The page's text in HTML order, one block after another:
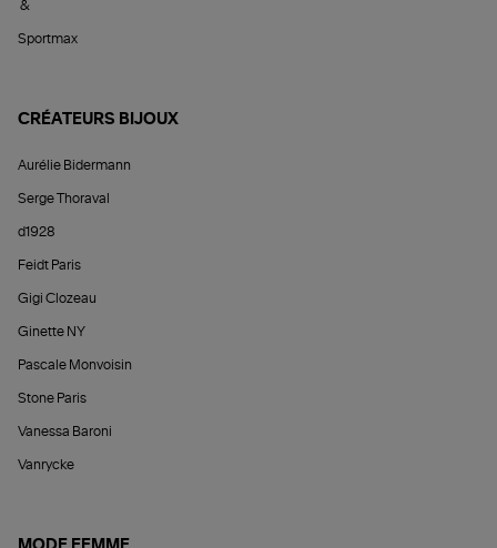
&
Sportmax
CRÉATEURS BIJOUX
Aurélie Bidermann
Serge Thoraval
d1928
Feidt Paris
Gigi Clozeau
Ginette NY
Pascale Monvoisin
Stone Paris
Vanessa Baroni
Vanrycke